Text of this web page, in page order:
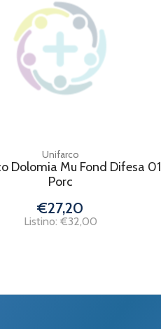
Unifarco
Dolomia Mu Fond Difesa 01
Porc
€27,20
Listino: €32,00